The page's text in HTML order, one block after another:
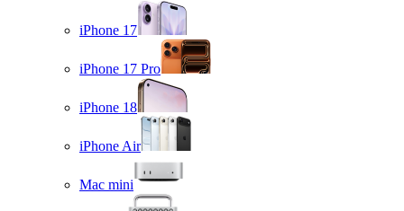
iPhone 17
iPhone 17 Pro
iPhone 18
iPhone Air
Mac mini